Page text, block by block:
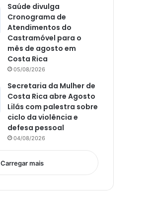
Saúde divulga
Cronograma de
Atendimentos do
Castramóvel para o
mês de agosto em
Costa Rica
05/08/2026
Secretaria da Mulher de
Costa Rica abre Agosto
Lilás com palestra sobre
ciclo da violência e
defesa pessoal
04/08/2026
Carregar mais